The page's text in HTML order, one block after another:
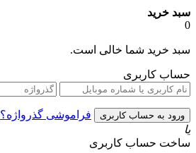
سبد خرید
0
سبد خرید شما خالی است.
حساب کاربری
فراموشی گذرواژه؟
یا
ساخت حساب کاربری